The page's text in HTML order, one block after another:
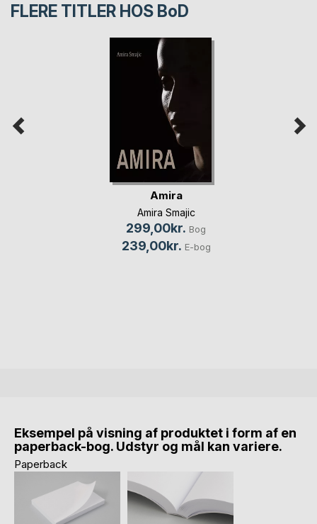
FLERE TITLER HOS BoD
Amira
Amira Smajic
299,00kr. Bog
239,00kr. E-bog
Eksempel på visning af produktet i form af en
paperback-bog. Udstyr og mål kan variere.
Paperback